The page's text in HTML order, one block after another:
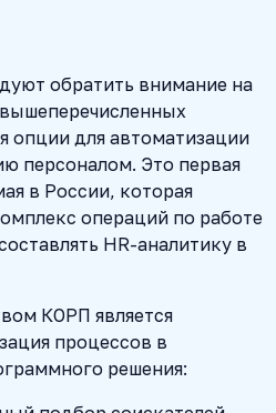
обратить внимание на
опции для автоматизации
персоналом. Это первая
в России, которая
операций по работе
HR-аналитику в
КОРП является
процессов в
решения: